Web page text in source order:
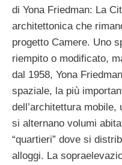
di Yona Friedman: La
architettonica che
progetto Camere. Uno
riempito o modificato,
dal 1958, Yona
spaziale, la più
dell’architettura
si alternano volumi
“quartieri” dove si
alloggi. La